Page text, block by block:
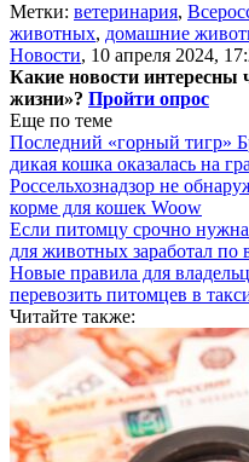
Метки: ветеринария,
животных, домашние
Новости, 10 апреля 2024,
Какие новости интересны
жизни»? Пройти опрос
Еще по теме
Последний «горный тигр»
дикая кошка оказалась на
Россельхознадзор не
корме для кошек Woow
Если питомцу срочно
для животных заработал по
Новые правила для
перевозить питомцев в
Читайте также: